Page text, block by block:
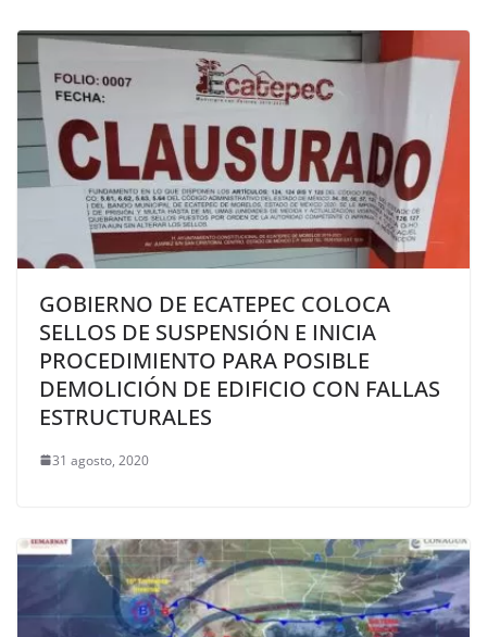
GOBIERNO DE ECATEPEC COLOCA
SELLOS DE SUSPENSIÓN E INICIA
PROCEDIMIENTO PARA POSIBLE
DEMOLICIÓN DE EDIFICIO CON FALLAS
ESTRUCTURALES
31 agosto, 2020